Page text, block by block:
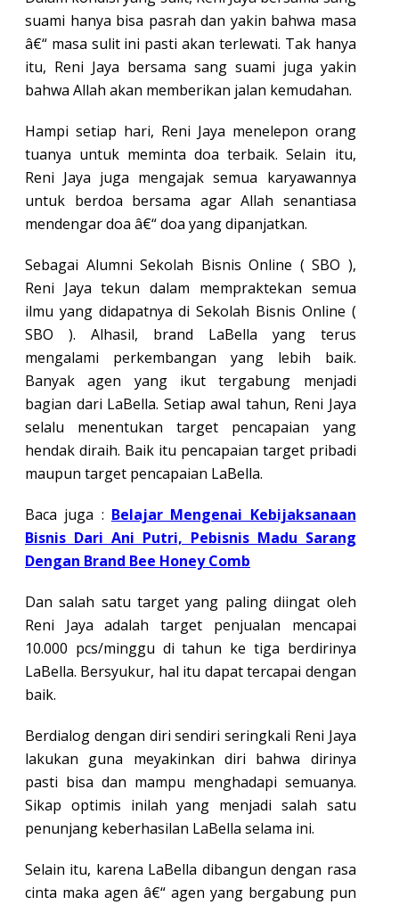
suami hanya bisa pasrah dan yakin bahwa masa
â€“ masa sulit ini pasti akan terlewati. Tak hanya
itu, Reni Jaya bersama sang suami juga yakin
bahwa Allah akan memberikan jalan kemudahan.
Hampi setiap hari, Reni Jaya menelepon orang
tuanya untuk meminta doa terbaik. Selain itu,
Reni Jaya juga mengajak semua karyawannya
untuk berdoa bersama agar Allah senantiasa
mendengar doa â€“ doa yang dipanjatkan.
Sebagai Alumni Sekolah Bisnis Online ( SBO ),
Reni Jaya tekun dalam mempraktekan semua
ilmu yang didapatnya di Sekolah Bisnis Online (
SBO ). Alhasil, brand LaBella yang terus
mengalami perkembangan yang lebih baik.
Banyak agen yang ikut tergabung menjadi
bagian dari LaBella. Setiap awal tahun, Reni Jaya
selalu menentukan target pencapaian yang
hendak diraih. Baik itu pencapaian target pribadi
maupun target pencapaian LaBella.
Baca juga : Belajar Mengenai Kebijaksanaan
Bisnis Dari Ani Putri, Pebisnis Madu Sarang
Dengan Brand Bee Honey Comb
Dan salah satu target yang paling diingat oleh
Reni Jaya adalah target penjualan mencapai
10.000 pcs/minggu di tahun ke tiga berdirinya
LaBella. Bersyukur, hal itu dapat tercapai dengan
baik.
Berdialog dengan diri sendiri seringkali Reni Jaya
lakukan guna meyakinkan diri bahwa dirinya
pasti bisa dan mampu menghadapi semuanya.
Sikap optimis inilah yang menjadi salah satu
penunjang keberhasilan LaBella selama ini.
Selain itu, karena LaBella dibangun dengan rasa
cinta maka agen â€“ agen yang bergabung pun